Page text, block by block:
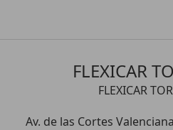
FLEXICAR
FLEXICAR
Av. de las Cortes